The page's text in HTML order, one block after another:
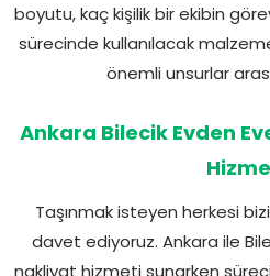
boyutu, kaç kişilik bir ekibin
sürecinde kullanılacak
önemli unsurlar
Ankara Bilecik Evden
Taşınmak isteyen herkesi
davet ediyoruz. Ankara ile
nakliyat hizmeti sunarken